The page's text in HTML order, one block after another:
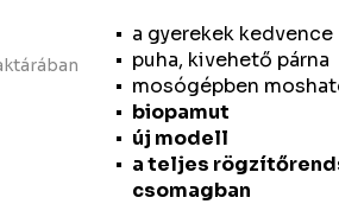
a gyerekek kedvence
puha, kivehető párna
mosógépben
biopamut
új modell
a teljes
csomagban